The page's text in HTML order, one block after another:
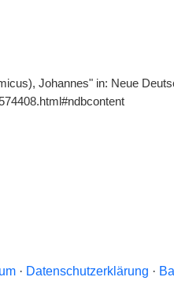
Johannes" in: Neue
· Datenschutzerklärung ·